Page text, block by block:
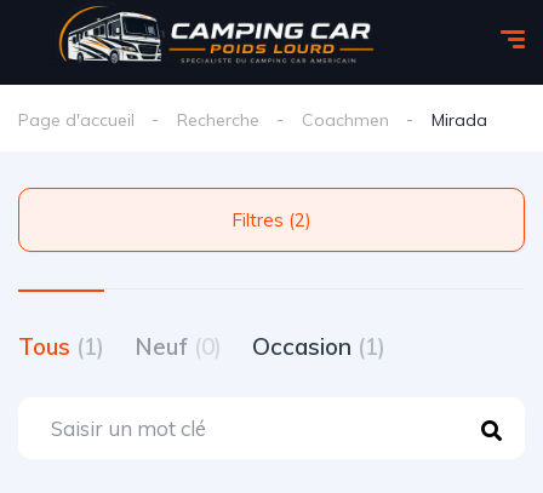
Page d'accueil Recherche Coachmen Mirada
Filtres (2)
Tous (1) Neuf (0) Occasion (1)